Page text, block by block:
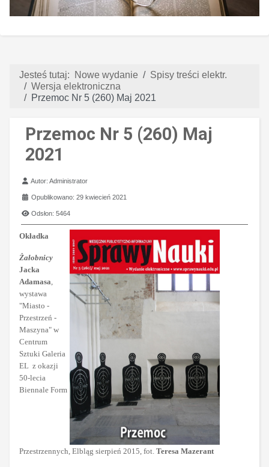
Jesteś tutaj: Nowe wydanie
Spisy treści elektr.
Wersja elektroniczna
Przemoc Nr 5 (260) Maj 2021
Przemoc Nr 5 (260) Maj
2021
Szczegóły
Autor:Administrator
Opublikowano: 29 kwiecień 2021
Odsłon: 5464
Okładka
Żałobnicy
Jacka
Adamasa
wystawa
"Miasto -
Przestrzeń -
Maszyna" w
Centrum
Sztuki Galeria
EL z okazji
50-lecia
Biennale Form
Przestrzennych, Elbląg sierpień 2015, fot. Teresa Mazerant